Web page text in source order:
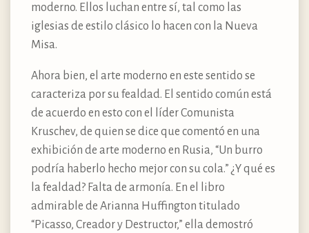
moderno. Ellos luchan entre sí, tal como las
iglesias de estilo clásico lo hacen con la Nueva
Misa.
Ahora bien, el arte moderno en este sentido se
caracteriza por su fealdad. El sentido común está
de acuerdo en esto con el líder Comunista
Kruschev, de quien se dice que comentó en una
exhibición de arte moderno en Rusia, “Un burro
podría haberlo hecho mejor con su cola.” ¿Y qué es
la fealdad? Falta de armonía. En el libro
admirable de Arianna Huffington titulado
“Picasso, Creador y Destructor,” ella demostró